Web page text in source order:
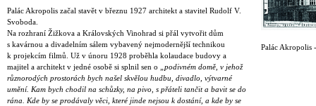
Palác Akropolis začal stavět v březnu 1927 architekt a stavitel Rudolf V.
Svoboda.
Na rozhraní Žižkova a Královských Vinohrad si přál vytvořit dům
s kavárnou a divadelním sálem vybavený nejmodernější technikou
k projekcím filmů. Už v únoru 1928 proběhla kolaudace budovy a
majitel a architekt v jedné osobě si splnil sen o
„podivném domě, v jehož
různorodých prostorách bych našel skvělou hudbu, divadlo, výtvarné
umění. Kam bych chodil na schůzky, na pivo, s přáteli tančit a bavit se do
rána. Kde by se prodávaly věci, které jinde nejsou k dostání, a kde by se
Palác Akropolis